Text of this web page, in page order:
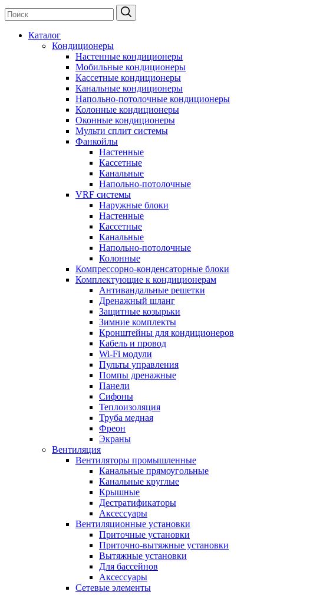
Каталог
Кондиционеры
Настенные кондиционеры
Мобильные кондиционеры
Кассетные кондиционеры
Канальные кондиционеры
Напольно-потолочные кондиционеры
Колонные кондиционеры
Оконные кондиционеры
Мульти сплит системы
Фанкойлы
Настенные
Кассетные
Канальные
Напольно-потолочные
VRF системы
Наружные блоки
Настенные
Кассетные
Канальные
Напольно-потолочные
Колонные
Компрессорно-конденсаторные блоки
Комплектующие к кондиционерам
Антивандальные решетки
Дренажный шланг
Защитные козырьки
Зимние комплекты
Кронштейны для кондиционеров
Кабель и провод
Wi-Fi модули
Пульты управления
Помпы дренажные
Панели
Сифоны
Теплоизоляция
Труба медная
Фреон
Экраны
Вентиляция
Вентиляторы промышленные
Канальные прямоугольные
Канальные круглые
Крышные
Дестратификаторы
Аксессуары
Вентиляционные установки
Приточные установки
Приточно-вытяжные установки
Вытяжные установки
Для бассейнов
Аксессуары
Сетевые элементы